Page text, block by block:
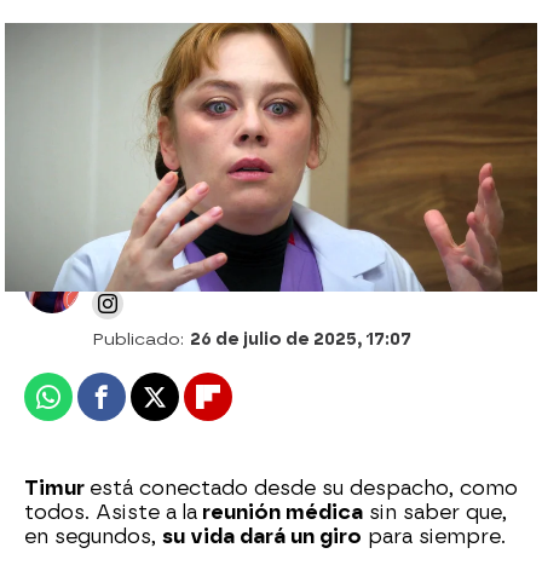
“Yo soy su madre”: Leyla se derrumba y
desvela que Timur es su hijo
Desirée Castillo
Publicado: 26 de julio de 2025, 17:07
WhatsappFacebook
X Flipboard
Timur está conectado desde su despacho, como
todos. Asiste a la reunión médica sin saber que,
en segundos, su vida dará un giro para siempre.